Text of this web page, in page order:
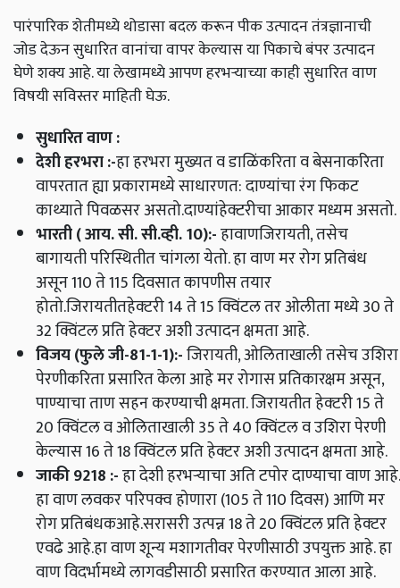
पारंपारिक शेतीमध्ये थोडासा बदल करून पीक उत्पादन तंत्रज्ञानाची
जोड देऊन सुधारित वानांचा वापर केल्यास या पिकाचे बंपर उत्पादन
घेणे शक्य आहे.या लेखामध्ये आपण हरभऱ्याच्या काही सुधारित वाण
विषयी सविस्तर माहिती घेऊ.
सुधारित वाण:
देशी हरभरा:-हा हरभरा मुख्यत व डाळिंकरिता व बेसनाकरिता
वापरतात ह्या प्रकारामध्ये साधारणत:दाण्यांचा रंग फिकट
काथ्याते पिवळसर असतो.दाण्यांहेक्टरीचा आकार मध्यम असतो.
भारती(आय.सी.सी.व्ही. 10):-हावाणजिरायती,तसेच
बागायती परिस्थितीत चांगला येतो.हा वाण मर रोग प्रतिबंध
असून 110 ते115दिवसात कापणीस तयार
होतो.जिरायतीतहेक्‍टरी 14 ते 15 क्विंटल तर ओलीता मध्ये 30 ते
32 क्विंटल प्रति हेक्‍टर अशी उत्पादन क्षमता आहे.
विजय(फुले जी-81-1-1):-जिरायती,ओलिताखाली तसेच उशिरा
पेरणीकरिता प्रसारित केला आहे मर रोगास प्रतिकारक्षम असून,
पाण्याचा ताण सहन करण्याची क्षमता.जिरायतीत हेक्‍टरी 15 ते
20 क्विंटल व ओलिताखाली 35 ते 40 क्विंटल व उशिरा पेरणी
केल्यास 16 ते 18 क्विंटल प्रति हेक्‍टर अशी उत्पादन क्षमता आहे.
जाकी 9218:-हा देशी हरभऱ्याचा अति टपोर दाण्याचा वाण आहे.
हा वाण लवकर परिपक्व होणारा(105 ते 110 दिवस)आणि मर
रोग प्रतिबंधकआहे.सरासरी उत्पन्न 18 ते 20 क्विंटल प्रति हेक्‍टर
एवढे आहे.हा वाण शून्य मशागतीवर पेरणीसाठी उपयुक्त आहे.हा
वाण विदर्भामध्ये लागवडीसाठी प्रसारित करण्यात आला आहे.